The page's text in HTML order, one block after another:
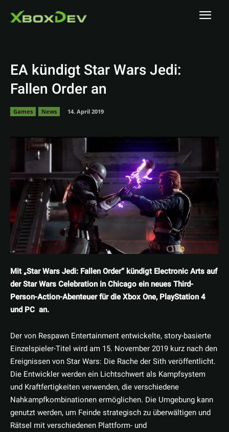
EA kündigt Star Wars Jedi:
Fallen Order an
Games News 14. April 2019
Mit „Star Wars Jedi: Fallen Order“ kündigt Electronic Arts auf
der Star Wars Celebration in Chicago ein neues Third-
Person-Action-Abenteuer für die Xbox One, PlayStation 4
und PC an.
Der von Respawn Entertainment entwickelte, story-basierte
Einzelspieler-Titel wird am 15. November 2019 kurz nach den
Ereignissen von Star Wars: Die Rache der Sith veröffentlicht.
Die Entwickler werden ein Lichtschwert als Kampfsystem
und Kraftfertigkeiten verwenden, die verschiedene
Nahkampfkombinationen ermöglichen. Die Umgebung kann
genutzt werden, um Feinde strategisch zu überwältigen und
Rätsel mit verschiedenen Plattform- und